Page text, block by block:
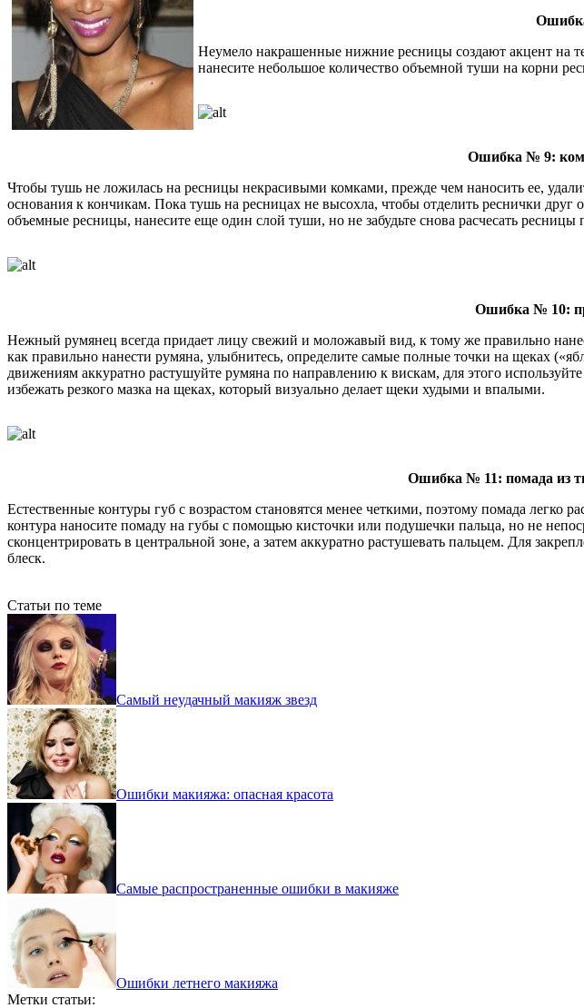
Неумело накрашенные нижние ресницы создают акцент на
нанесите небольшое количество объемной туши на корни
Ошибка № 9:
Чтобы тушь не ложилась на ресницы некрасивыми комками, прежде чем наносить ее,
основания к кончикам. Пока тушь на ресницах не высохла, чтобы отделить реснички
объемные ресницы, нанесите еще один слой туши, но не забудьте снова расчесать ресницы
Ошибка № 10:
Нежный румянец всегда придает лицу свежий и моложавый вид, к тому же правильно
как правильно нанести румяна, улыбнитесь, определите самые полные точки на щеках
движениям аккуратно растушуйте румяна по направлению к вискам, для этого
избежать резкого мазка на щеках, который визуально делает щеки худыми и впалыми.
Ошибка № 11: помада из
Естественные контуры губ с возрастом становятся менее четкими, поэтому помада легко
контура наносите помаду на губы с помощью кисточки или подушечки пальца, но не
сконцентрировать в центральной зоне, а затем аккуратно растушевать пальцем. Для
блеск.
Статьи по теме
Самый неудачный макияж звезд
Ошибки макияжа: опасная красота
Самые распространенные ошибки в макияже
Ошибки летнего макияжа
Метки статьи: